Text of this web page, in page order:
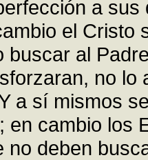
a
el Cristo
buscar al
no
a sí mismos
en cambio los
no deben